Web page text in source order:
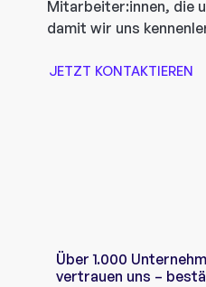
Mitarbeiter:innen, die
damit wir uns
JETZT KONTAKTIEREN
Über 1.000
vertrauen uns –